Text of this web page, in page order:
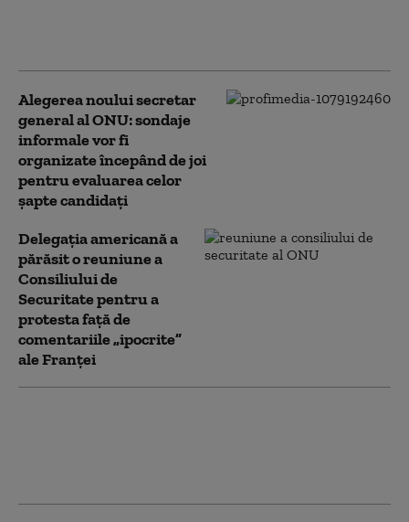
Alegerea noului secretar
general al ONU: sondaje
informale vor fi
organizate începând de joi
pentru evaluarea celor
șapte candidați
Delegaţia americană a
părăsit o reuniune a
Consiliului de
Securitate pentru a
protesta față de
comentariile „ipocrite”
ale Franței